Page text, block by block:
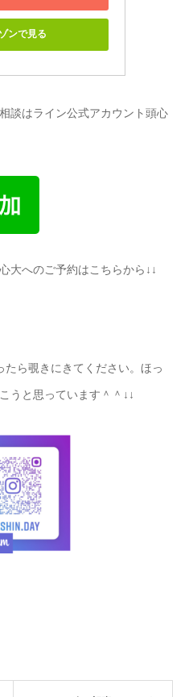
ンで見る
談はライン公式アカウント頭心
大へのご予約はこちらから↓↓
ら覗きにきてください。ほっ
うと思っています＾＾↓↓